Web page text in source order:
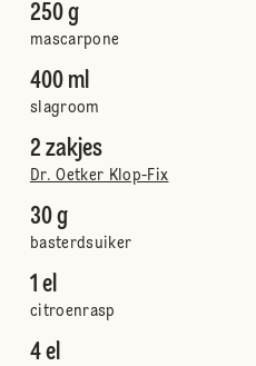
250 g
mascarpone
400 ml
slagroom
2 zakjes
Dr. Oetker Klop-Fix
30 g
basterdsuiker
1 el
citroenrasp
4 el